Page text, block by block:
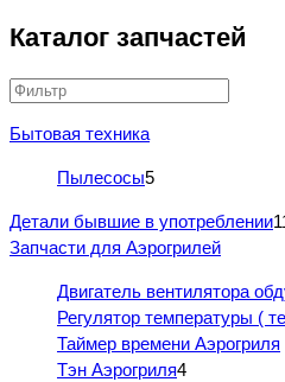
Каталог запчастей
Бытовая техника
Пылесосы5
Детали бывшие в употреблении
Запчасти для Аэрогрилей
Двигатель вентилятора
Регулятор температуры (
Таймер времени Аэрогриля
Тэн Аэрогриля4